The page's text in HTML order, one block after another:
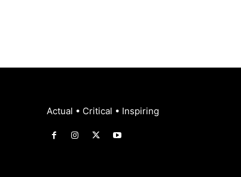
Actual • Critical • Inspiring